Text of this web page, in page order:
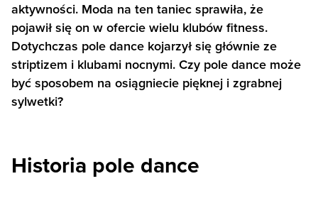
aktywności. Moda na ten taniec sprawiła, że
pojawił się on w ofercie wielu klubów fitness.
Dotychczas pole dance kojarzył się głównie ze
striptizem i klubami nocnymi. Czy pole dance może
być sposobem na osiągniecie pięknej i zgrabnej
sylwetki?
Historia pole dance